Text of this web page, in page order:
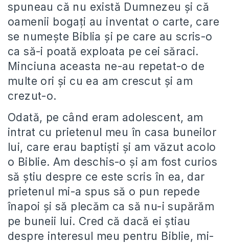
spuneau că nu există Dumnezeu și că
oamenii bogați au inventat o carte, care
se numește Biblia și pe care au scris-o
ca să-i poată exploata pe cei săraci.
Minciuna aceasta ne-au repetat-o de
multe ori și cu ea am crescut și am
crezut-o.
Odată, pe când eram adolescent, am
intrat cu prietenul meu în casa buneilor
lui, care erau baptiști și am văzut acolo
o Biblie. Am deschis-o și am fost curios
să știu despre ce este scris în ea, dar
prietenul mi-a spus să o pun repede
înapoi și să plecăm ca să nu-i supărăm
pe buneii lui. Cred că dacă ei știau
despre interesul meu pentru Biblie, mi-